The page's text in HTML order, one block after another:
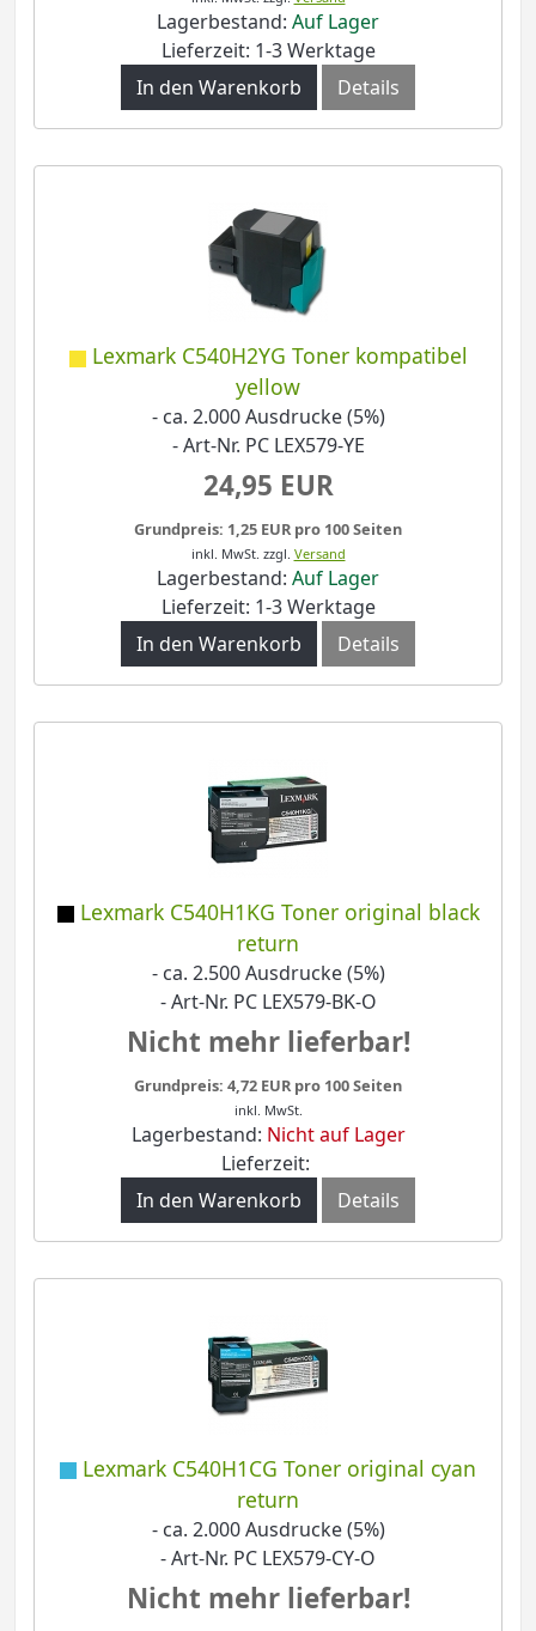
Lagerbestand: Auf Lager
Lieferzeit: 1-3 Werktage
In den Warenkorb
Details
Lexmark C540H2YG Toner kompatibel
yellow
- ca. 2.000 Ausdrucke (5%)
- Art-Nr. PC LEX579-YE
24,95 EUR
Grundpreis: 1,25 EUR pro 100 Seiten
inkl. MwSt. zzgl. Versand
Lagerbestand: Auf Lager
Lieferzeit: 1-3 Werktage
In den Warenkorb
Details
Lexmark C540H1KG Toner original black
return
- ca. 2.500 Ausdrucke (5%)
- Art-Nr. PC LEX579-BK-O
Nicht mehr lieferbar!
Grundpreis: 4,72 EUR pro 100 Seiten
inkl. MwSt.
Lagerbestand: Nicht auf Lager
Lieferzeit:
In den Warenkorb
Details
Lexmark C540H1CG Toner original cyan
return
- ca. 2.000 Ausdrucke (5%)
- Art-Nr. PC LEX579-CY-O
Nicht mehr lieferbar!